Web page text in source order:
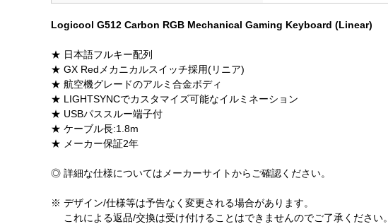
Logicool G512 Carbon RGB Mechanical Gaming Keyboard (Linear)
★ 日本語フルキー配列
★ GX Redメカニカルスイッチ採用(リニア)
★ 航空機グレードのアルミ合金ボディ
★ LIGHTSYNCでカスタマイズ可能なイルミネーション
★ USBパススルー端子付
★ ケーブル長:1.8m
★ メーカー保証2年
◎ 詳細な仕様についてはメーカーサイトからご確認ください。
※ デザイン/仕様等は予告なく変更される場合があります。
これによる返品/交換は受け付けることはできませんのでご了承ください。